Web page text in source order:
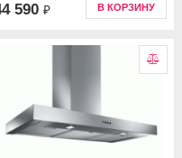
590 ₽ В КОРЗИНУ